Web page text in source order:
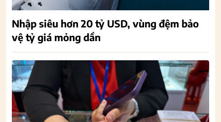
Nhập siêu hơn 20 tỷ USD, vùng đệm bảo
vệ tỷ giá mỏng dần